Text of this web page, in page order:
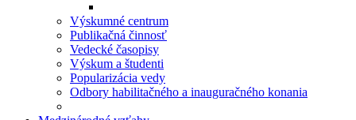
Výskumné centrum
Publikačná činnosť
Vedecké časopisy
Výskum a študenti
Popularizácia vedy
Odbory habilitačného a inauguračného konania